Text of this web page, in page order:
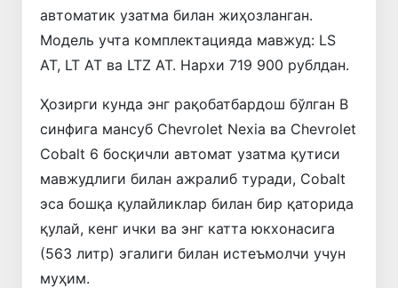
автоматик узатма билан жиҳозланган.
Модель учта комплектацияда мавжуд: LS
AT, LT AT ва LTZ AT. Нархи 719 900 рублдан.
Ҳозирги кунда энг рақобатбардош бўлган В
синфига мансуб Chevrolet Nexia ва Chevrolet
Cobalt 6 босқичли автомат узатма қутиси
мавжудлиги билан ажралиб туради, Cobalt
эса бошқа қулайликлар билан бир қаторида
қулай, кенг ички ва энг катта юкхонасига
(563 литр) эгалиги билан истеъмолчи учун
муҳим.